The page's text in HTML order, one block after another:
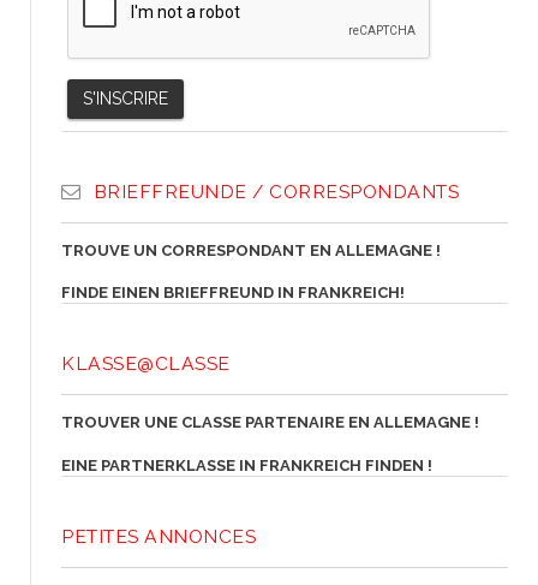
BRIEFFREUNDE / CORRESPONDANTS
TROUVE UN CORRESPONDANT EN ALLEMAGNE !
FINDE EINEN BRIEFFREUND IN FRANKREICH!
KLASSE@CLASSE
TROUVER UNE CLASSE PARTENAIRE EN ALLEMAGNE !
EINE PARTNERKLASSE IN FRANKREICH FINDEN !
PETITES ANNONCES